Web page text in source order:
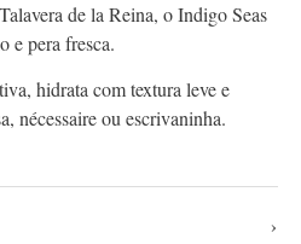
de la Reina, o Indigo Seas
e pera fresca.
hidrata com textura leve e
nécessaire ou escrivaninha.
›